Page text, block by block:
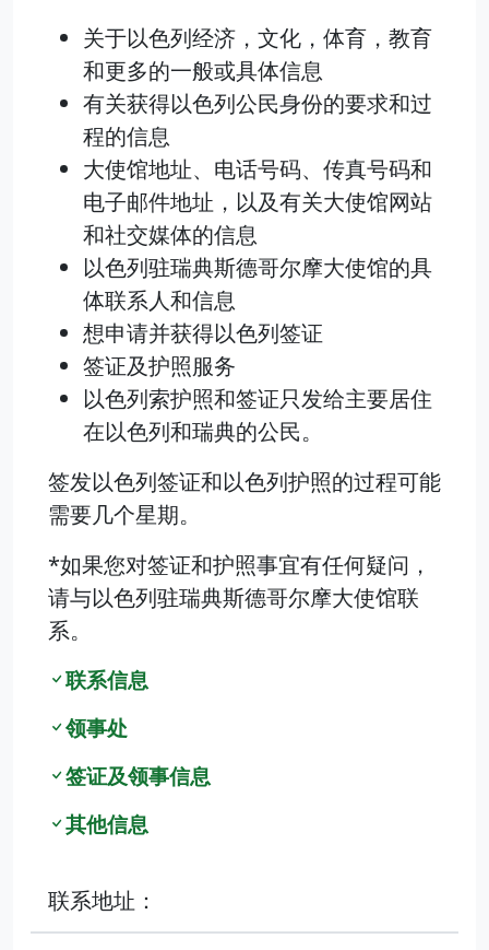
关于以色列经济，文化，体育，教育
和更多的一般或具体信息
有关获得以色列公民身份的要求和过
程的信息
大使馆地址、电话号码、传真号码和
电子邮件地址，以及有关大使馆网站
和社交媒体的信息
以色列驻瑞典斯德哥尔摩大使馆的具
体联系人和信息
想申请并获得以色列签证
签证及护照服务
以色列索护照和签证只发给主要居住
在以色列和瑞典的公民。
签发以色列签证和以色列护照的过程可能
需要几个星期。
*如果您对签证和护照事宜有任何疑问，
请与以色列驻瑞典斯德哥尔摩大使馆联
系。
联系信息
领事处
签证及领事信息
其他信息
联系地址：